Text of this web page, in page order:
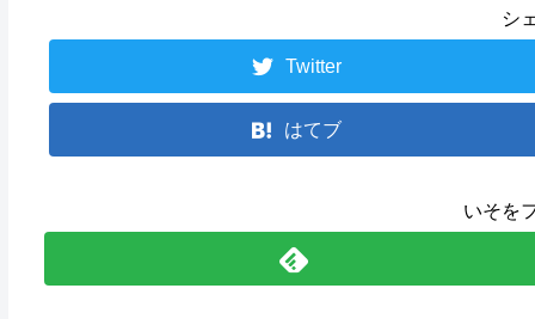
シ
Twitter
はてブ
いそを